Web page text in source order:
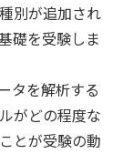
別が追加され
礎を受験しま
タを解析する
がどの程度な
とが受験の動